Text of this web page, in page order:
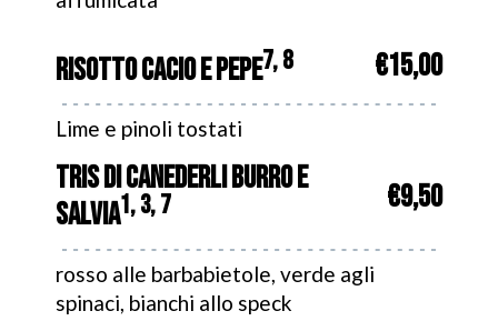
RISOTTO CACIO E PEPE7, 8 €15,00
Lime e pinoli tostati
TRIS DI CANEDERLI BURRO E
SALVIA1, 3, 7 €9,50
rosso alle barbabietole, verde agli
spinaci, bianchi allo speck